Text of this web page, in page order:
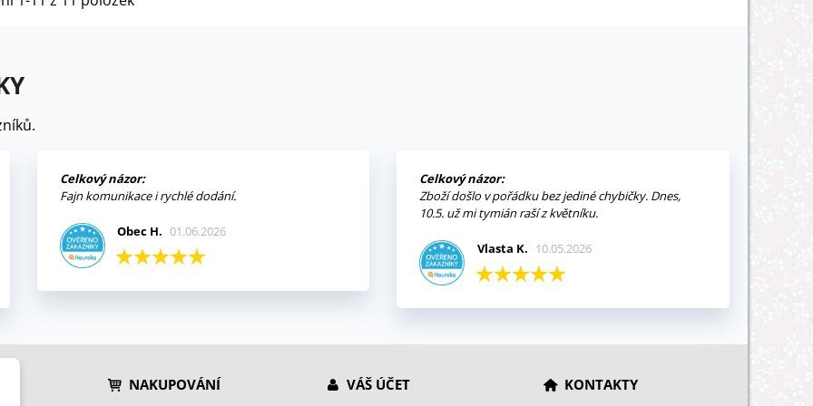
Celkový názor:
Fajn komunikace i rychlé dodání.
Obec H. 01.06.2026
Celkový názor:
Zboží došlo v pořádku bez jediné chybičky. Dnes,
10.5. už mi tymián raší z květníku.
Vlasta K. 10.05.2026
NAKUPOVÁNÍ VÁŠ ÚČET KONTAKTY